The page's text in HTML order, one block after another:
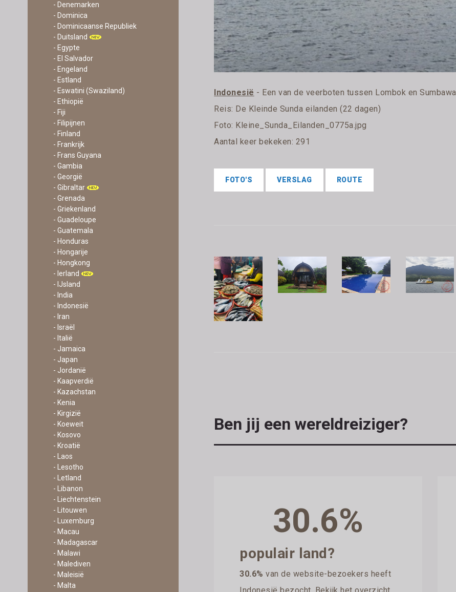
- Denemarken
- Dominica
- Dominicaanse Republiek
- Duitsland
- Egypte
- El Salvador
- Engeland
- Estland
- Eswatini (Swaziland)
- Ethiopië
- Fiji
- Filipijnen
- Finland
- Frankrijk
- Frans Guyana
- Gambia
- Georgië
- Gibraltar
- Grenada
- Griekenland
- Guadeloupe
- Guatemala
- Honduras
- Hongarije
- Hongkong
- Ierland
- IJsland
- India
- Indonesië
- Iran
- Israël
- Italië
- Jamaica
- Japan
- Jordanië
- Kaapverdië
- Kazachstan
- Kenia
- Kirgizië
- Koeweit
- Kosovo
- Kroatië
- Laos
- Lesotho
- Letland
- Libanon
- Liechtenstein
- Litouwen
- Luxemburg
- Macau
- Madagascar
- Malawi
- Malediven
- Maleisië
- Malta
Indonesië - Een van de veerboten tussen Lombok en Sumbawa
Reis: De Kleinde Sunda eilanden (22 dagen)
Foto: Kleine_Sunda_Eilanden_0775a.jpg
Aantal keer bekeken: 291
FOTO'S VERSLAG ROUTE
Ben jij een wereldreiziger?
30.6%
populair land?
30.6% van de website-bezoekers heeft